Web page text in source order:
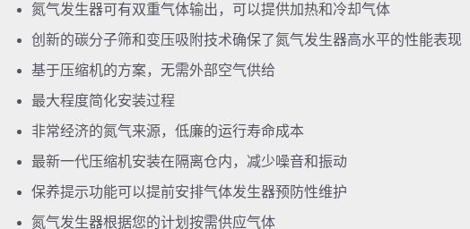
氮气发生器可有双重气体输出，可以提供加热和冷却气体
创新的碳分子筛和变压吸附技术确保了氮气发生器高水平的性能表现
基于压缩机的方案，无需外部空气供给
最大程度简化安装过程
非常经济的氮气来源，低廉的运行寿命成本
最新一代压缩机安装在隔离仓内，减少噪音和振动
保养提示功能可以提前安排气体发生器预防性维护
氮气发生器根据您的计划按需供应气体